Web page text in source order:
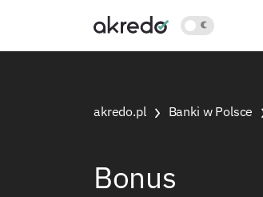
akredo.pl Banki w Polsce
Bonus